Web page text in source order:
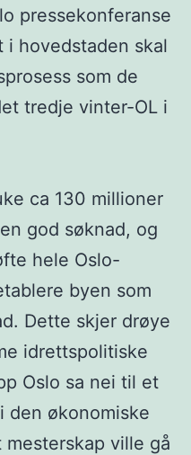
pressekonferanse
hovedstaden skal
som de
tredje vinter-OL i
ca 130 millioner
god søknad, og
hele Oslo-
byen som
Dette skjer drøye
idrettspolitiske
Oslo sa nei til et
den økonomiske
ville gå